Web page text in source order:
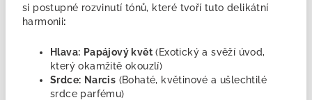
si postupné rozvinutí tónů, které tvoří tuto delikátní
harmonii:
Hlava: Papájový květ (Exotický a svěží úvod,
který okamžitě okouzlí)
Srdce: Narcis (Bohaté, květinové a ušlechtilé
srdce parfému)